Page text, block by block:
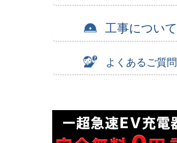
工事について
よくあるご質問